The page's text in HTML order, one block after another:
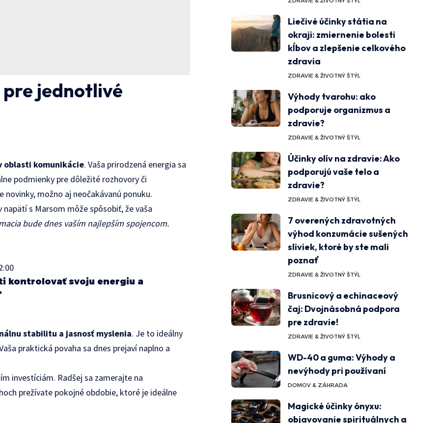
jednotlivé
oblasti komunikácie. Vaša prirodzená energia sa
podmienky pre dôležité rozhovory či
možno aj neočakávanú ponuku.
napätí s Marsom môže spôsobiť, že vaša
bude dnes vaším najlepším spojencom.
kontrolovať svoju energiu a
stabilitu a jasnosť myslenia. Je to ideálny
praktická povaha sa dnes prejaví naplno a
investíciám. Radšej sa zamerajte na
prežívate pokojné obdobie, ktoré je ideálne
Liečivé účinky státia na
okraji: zmiernenie bolesti
kĺbov a zlepšenie celkového
zdravia
ZDRAVIE & ŽIVOTNÝ ŠTÝL
Výhody tvarohu: ako
podporuje organizmus a
zdravie?
ZDRAVIE & ŽIVOTNÝ ŠTÝL
Účinky olív na zdravie: Ako
podporujú vaše telo a
zdravie?
ZDRAVIE & ŽIVOTNÝ ŠTÝL
7 overených zdravotných
výhod konzumácie sušených
sliviek, ktoré by ste mali
poznať
ZDRAVIE & ŽIVOTNÝ ŠTÝL
Brusnicový a echinaceový
čaj: Dvojnásobná podpora
pre zdravie!
ZDRAVIE & ŽIVOTNÝ ŠTÝL
WD-40 a guma: Výhody a
nevýhody pri používaní
DOMOV & ZÁHRADA
Magické účinky ónyxu:
objavovanie spirituálnych a